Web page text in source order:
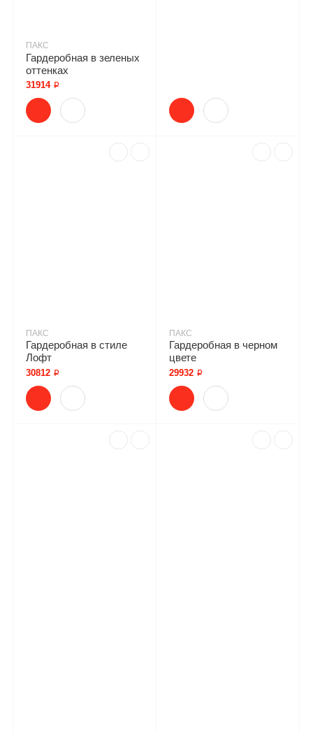
ПАКС
Гардеробная в зеленых
оттенках
31914 ₽
ПАКС
Гардеробная в стиле
Лофт
30812 ₽
ПАКС
Гардеробная в черном
цвете
29932 ₽